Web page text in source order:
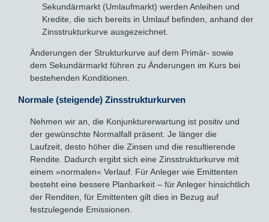
Sekundärmarkt (Umlaufmarkt) werden Anleihen und
Kredite, die sich bereits in Umlauf befinden, anhand der
Zinsstrukturkurve ausgezeichnet.
Änderungen der Strukturkurve auf dem Primär- sowie
dem Sekundärmarkt führen zu Änderungen im Kurs bei
bestehenden Konditionen.
Normale (steigende) Zinsstrukturkurven
Nehmen wir an, die Konjunkturerwartung ist positiv und
der gewünschte Normalfall präsent. Je länger die
Laufzeit, desto höher die Zinsen und die resultierende
Rendite. Dadurch ergibt sich eine Zinsstrukturkurve mit
einem »normalen« Verlauf. Für Anleger wie Emittenten
besteht eine bessere Planbarkeit – für Anleger hinsichtlich
der Renditen, für Emittenten gilt dies in Bezug auf
festzulegende Emissionen.